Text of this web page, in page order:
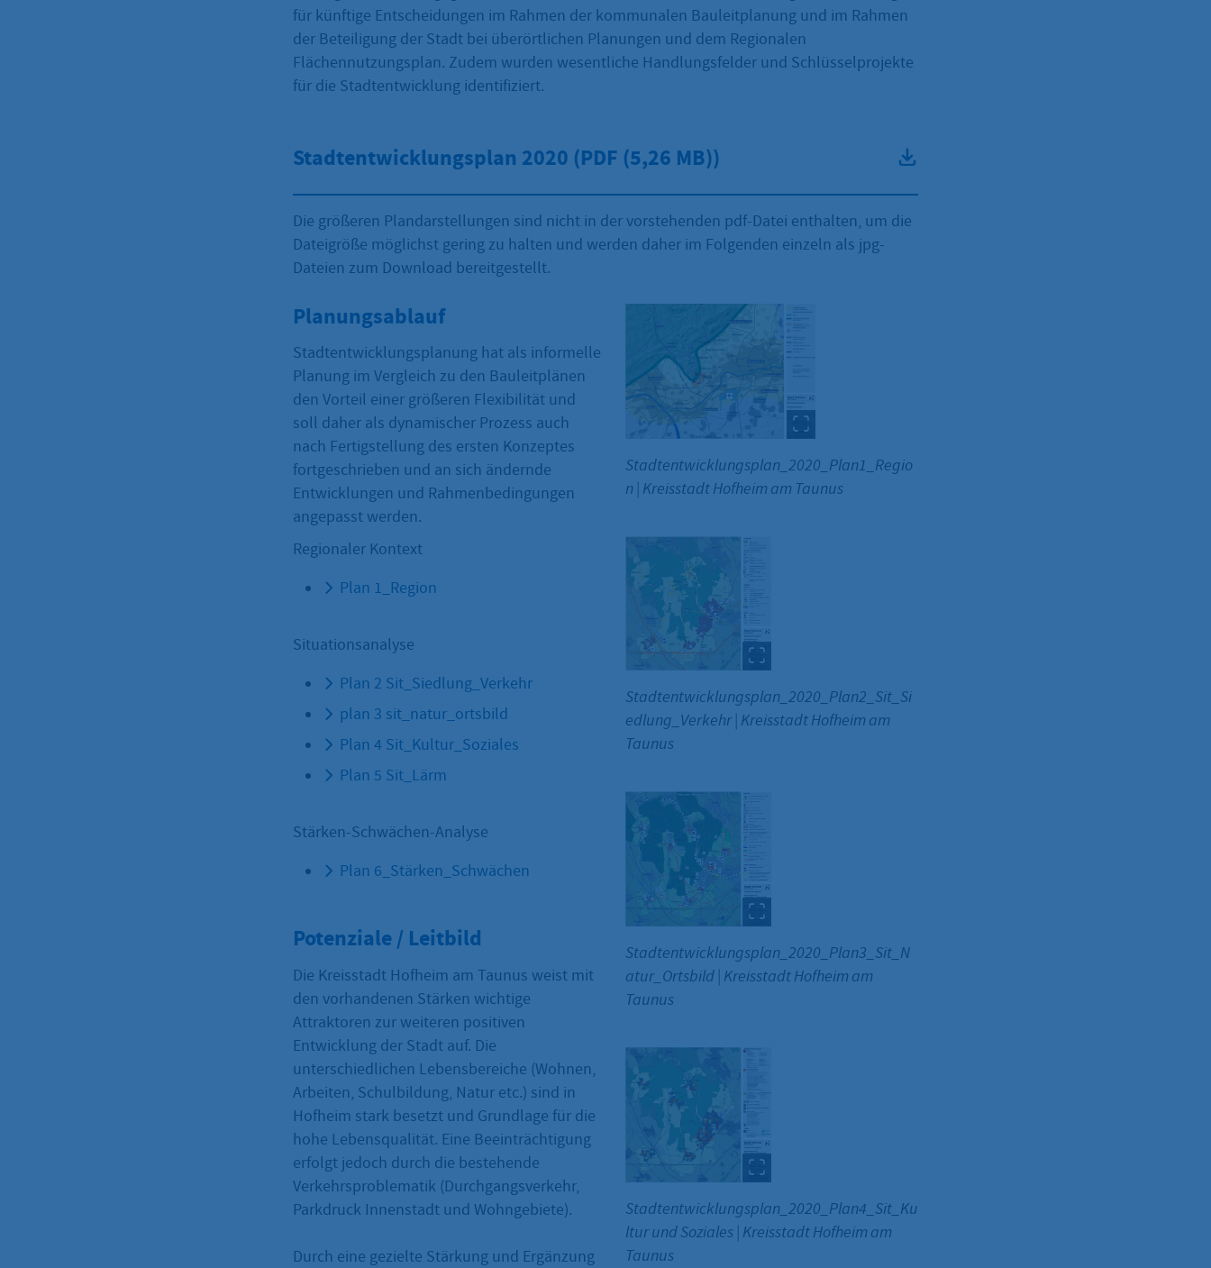
für künftige Entscheidungen im Rahmen der kommunalen Bauleitplanung und im Rahmen
der Beteiligung der Stadt bei überörtlichen Planungen und dem Regionalen
Flächennutzungsplan. Zudem wurden wesentliche Handlungsfelder und Schlüsselprojekte
für die Stadtentwicklung identifiziert.
Stadtentwicklungsplan 2020 (PDF (5,26 MB))
Die größeren Plandarstellungen sind nicht in der vorstehenden pdf-Datei enthalten, um die
Dateigröße möglichst gering zu halten und werden daher im Folgenden einzeln als jpg-
Dateien zum Download bereitgestellt.
Stadtentwicklungsplan_2020_Plan1_Regio
n | Kreisstadt Hofheim am Taunus
Stadtentwicklungsplan_2020_Plan2_Sit_Si
edlung_Verkehr Kreisstadt Hofheim am
Taunus
Stadtentwicklungsplan_2020_Plan3_Sit_N
atur_Ortsbild Kreisstadt Hofheim am
Taunus
Stadtentwicklungsplan_2020_Plan4_Sit_Ku
ltur und Soziales Kreisstadt Hofheim am
Taunus
Planungsablauf
Stadtentwicklungsplanung hat als informelle
Planung im Vergleich zu den Bauleitplänen
den Vorteil einer größeren Flexibilität und
soll daher als dynamischer Prozess auch
nach Fertigstellung des ersten Konzeptes
fortgeschrieben und an sich ändernde
Entwicklungen und Rahmenbedingungen
angepasst werden.
Regionaler Kontext
Plan 1_Region
Situationsanalyse
Plan 2 Sit_Siedlung_Verkehr
plan 3 sit_natur_ortsbild
Plan 4 Sit_Kultur_Soziales
Plan 5 Sit_Lärm
Stärken-Schwächen-Analyse
Plan 6_Stärken_Schwächen
Potenziale / Leitbild
Die Kreisstadt Hofheim am Taunus weist mit
den vorhandenen Stärken wichtige
Attraktoren zur weiteren positiven
Entwicklung der Stadt auf. Die
unterschiedlichen Lebensbereiche (Wohnen,
Arbeiten, Schulbildung, Natur etc.) sind in
Hofheim stark besetzt und Grundlage für die
hohe Lebensqualität. Eine Beeinträchtigung
erfolgt jedoch durch die bestehende
Verkehrsproblematik (Durchgangsverkehr,
Parkdruck Innenstadt und Wohngebiete).
Durch eine gezielte Stärkung und Ergänzung